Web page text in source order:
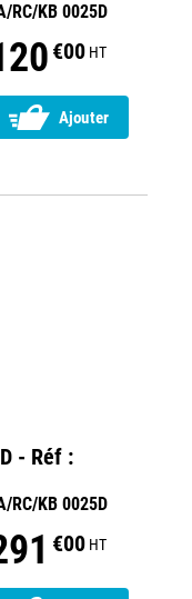
RC/KB 0025D
€00 HT
Ajouter
- Réf :
RC/KB 0025D
€00 HT